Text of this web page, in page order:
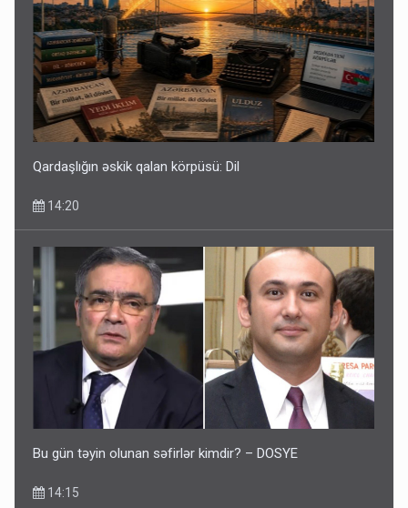
Qardaşlığın əskik qalan körpüsü: Dil
14:20
Bu gün təyin olunan səfirlər kimdir? – DOSYE
14:15